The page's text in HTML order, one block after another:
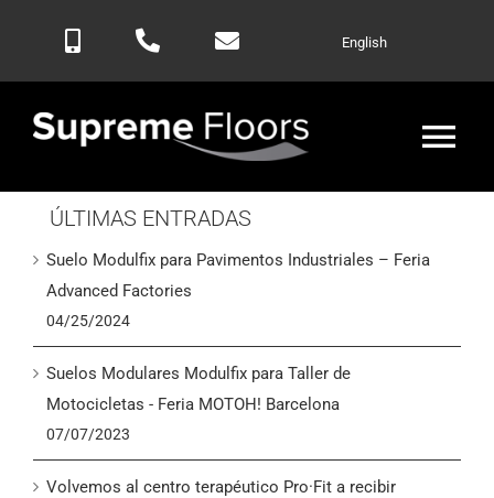
English
Inicio
Productos
Contactar
ÚLTIMAS ENTRADAS
Suelo Modulfix para Pavimentos Industriales – Feria
Advanced Factories
04/25/2024
Suelos Modulares Modulfix para Taller de
Motocicletas - Feria MOTOH! Barcelona
07/07/2023
Volvemos al centro terapéutico Pro·Fit a recibir